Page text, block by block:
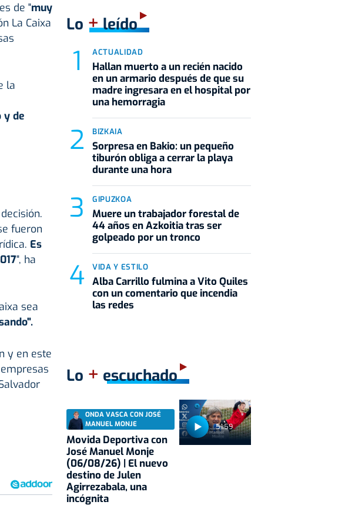
de "muy
La Caixa
la
y de
fueron
Es
", ha
sea
y en este
Lo +leído
ACTUALIDAD
Hallan muerto a un recién nacido
en un armario después de que su
madre ingresara en el hospital por
una hemorragia
BIZKAIA
Sorpresa en Bakio: un pequeño
tiburón obliga a cerrar la playa
durante una hora
GIPUZKOA
Muere un trabajador forestal de
44 años en Azkoitia tras ser
golpeado por un tronco
VIDA Y ESTILO
Alba Carrillo fulmina a Vito Quiles
con un comentario que incendia
las redes
Lo + escuchado
51:59
ONDA VASCA CON JOSÉ
MANUEL MONJE
Movida Deportiva con
José Manuel Monje
(06/08/26) | El nuevo
destino de Julen
Agirrezabala, una
incógnita